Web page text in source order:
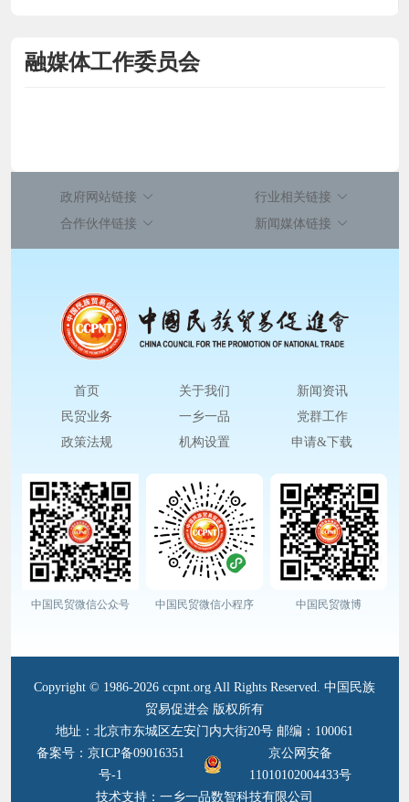
融媒体工作委员会
政府网站链接
行业相关链接
合作伙伴链接
新闻媒体链接
首页 关于我们
新闻资讯
民贸业务
一乡一品
党群工作
政策法规
机构设置 申请&下载
中国民贸微信公众号 中国民贸微信小程序 中国民贸微博
Copyright © 1986-2026 ccpnt.org All Rights Reserved. 中国民族
贸易促进会 版权所有
地址：北京市东城区左安门内大街20号 邮编：100061
备案号：京ICP备09016351
号-1
京公网安备
11010102004433号
技术支持：一乡一品数智科技有限公司